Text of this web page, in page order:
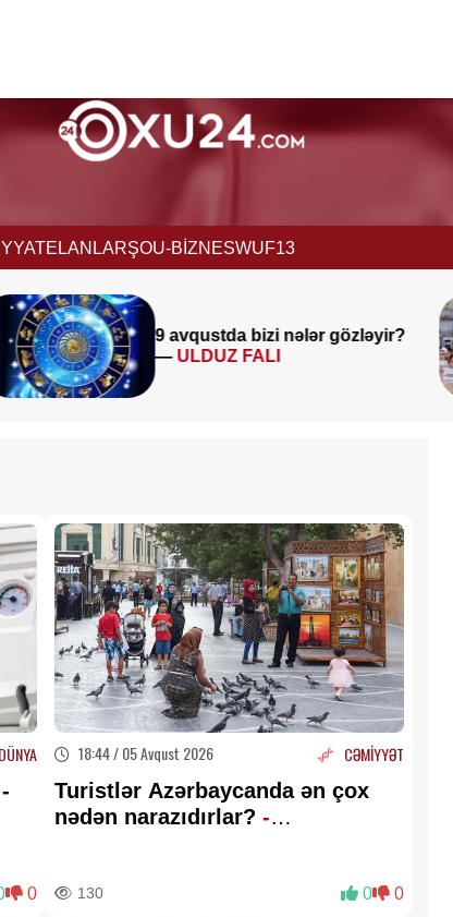
ELANLARŞOU-BİZNESWUF13
Müəllimlərin diqqətinə!8 avqust
saat 11:00-dan etibarən
BAŞLADI
DÜNYA
0
18:44 / 05 Avqust 2026 CƏMİYYƏT
Turistlər Azərbaycanda ən çox
nədən narazıdırlar? -
130 0 0